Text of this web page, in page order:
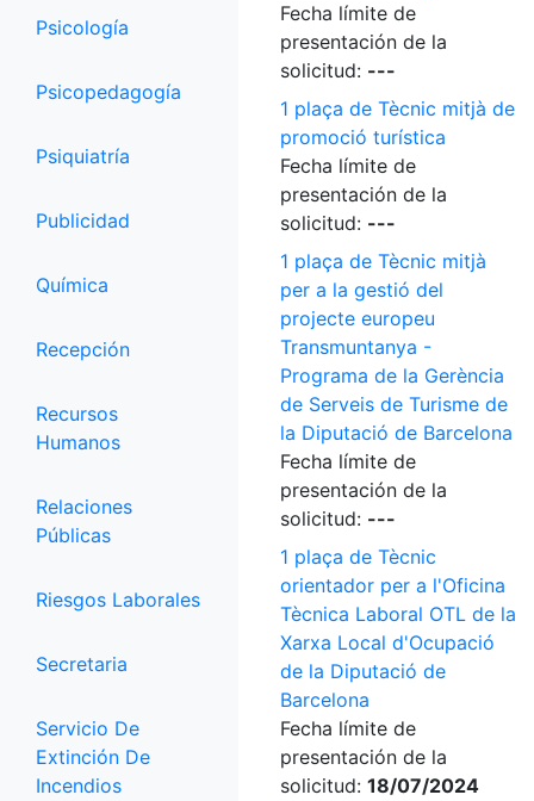
Psicología
Psicopedagogía
Psiquiatría
Publicidad
Química
Recepción
Recursos
Humanos
Relaciones
Públicas
Riesgos Laborales
Secretaria
Servicio De
Extinción De
Incendios
Fecha límite de
presentación de la
solicitud: ---
1 plaça de Tècnic mitjà de
promoció turística
Fecha límite de
presentación de la
solicitud: ---
1 plaça de Tècnic mitjà
per a la gestió del
projecte europeu
Transmuntanya -
Programa de la Gerència
de Serveis de Turisme de
la Diputació de Barcelona
Fecha límite de
presentación de la
solicitud: ---
1 plaça de Tècnic
orientador per a l'Oficina
Tècnica Laboral OTL de la
Xarxa Local d'Ocupació
de la Diputació de
Barcelona
Fecha límite de
presentación de la
solicitud: 18/07/2024